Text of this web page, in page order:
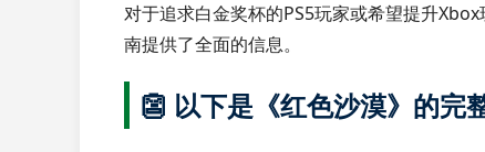
对于追求白金奖杯的PS5玩家或希望提升
南提供了全面的信息。
👺 以下是《红色沙漠》的完